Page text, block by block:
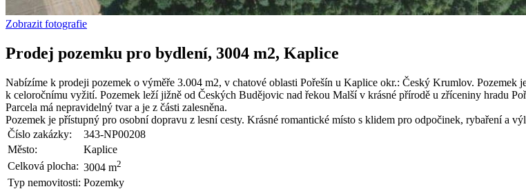
Zobrazit fotografie
Prodej pozemku pro bydlení, 3004 m2, Kaplice
Nabízíme k prodeji pozemek o výměře 3.004 m2, v chatové oblasti Pořešín u Kaplice okr.: Český Krumlov.
k celoročnímu vyžití. Pozemek leží jižně od Českých Budějovic nad řekou Malší v krásné přírodě u zříceniny hradu
Parcela má nepravidelný tvar a je z části zalesněna.
Pozemek je přístupný pro osobní dopravu z lesní cesty. Krásné romantické místo s klidem pro odpočinek, rybaření a
Číslo zakázky:
343-NP00208
Město:
Kaplice
Celková plocha: 3004 m2
Typ nemovitosti: Pozemky